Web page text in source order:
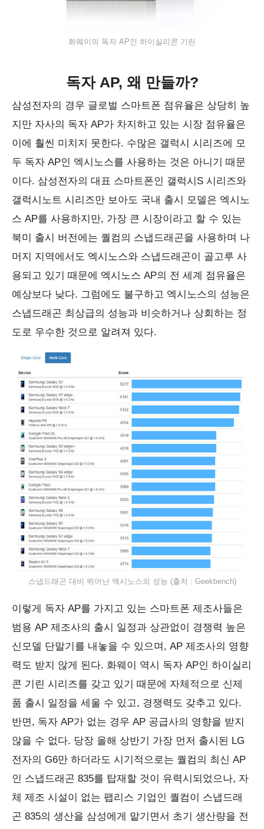
화웨이의 독자 AP인 하이실리콘 기린
독자 AP, 왜 만들까?
삼성전자의 경우 글로벌 스마트폰 점유율은 상당히 높
지만 자사의 독자 AP가 차지하고 있는 시장 점유율은
이에 훨씬 미치지 못한다. 수많은 갤럭시 시리즈에 모
두 독자 AP인 엑시노스를 사용하는 것은 아니기 때문
이다. 삼성전자의 대표 스마트폰인 갤럭시S 시리즈와
갤럭시노트 시리즈만 보아도 국내 출시 모델은 엑시노
스 AP를 사용하지만, 가장 큰 시장이라고 할 수 있는
북미 출시 버전에는 퀄컴의 스냅드래곤을 사용하며 나
머지 지역에서도 엑시노스와 스냅드래곤이 골고루 사
용되고 있기 때문에 엑시노스 AP의 전 세계 점유율은
예상보다 낮다. 그럼에도 불구하고 엑시노스의 성능은
스냅드래곤 최상급의 성능과 비슷하거나 상회하는 정
도로 우수한 것으로 알려져 있다.
스냅드래곤 대비 뛰어난 엑시노스의 성능 (출처 : Geekbench)
이렇게 독자 AP를 가지고 있는 스마트폰 제조사들은
범용 AP 제조사의 출시 일정과 상관없이 경쟁력 높은
신모델 단말기를 내놓을 수 있으며, AP 제조사의 영향
력도 받지 않게 된다. 화웨이 역시 독자 AP인 하이실리
콘 기린 시리즈를 갖고 있기 때문에 자체적으로 신제
품 출시 일정을 세울 수 있고, 경쟁력도 갖추고 있다.
반면, 독자 AP가 없는 경우 AP 공급사의 영향을 받지
않을 수 없다. 당장 올해 상반기 가장 먼저 출시된 LG
전자의 G6만 하더라도 시기적으로는 퀄컴의 최신 AP
인 스냅드래곤 835를 탑재할 것이 유력시되었으나, 자
체 제조 시설이 없는 팹리스 기업인 퀄컴이 스냅드래
곤 835의 생산을 삼성에게 맡기면서 초기 생산량을 전